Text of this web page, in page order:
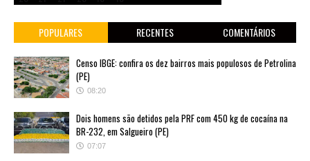
POPULARES RECENTES COMENTÁRIOS
Censo IBGE: confira os dez bairros mais populosos de Petrolina
(PE)
08:20
Dois homens são detidos pela PRF com 450 kg de cocaína na
BR-232, em Salgueiro (PE)
07:07